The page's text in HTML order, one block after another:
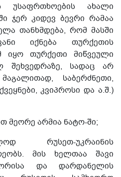
უსაფრთხოების ახალი
ჯერ კიდევ ბევრი რამაა
თანხმდება, რომ მასში
იქნება თურქეთის
იყო თურქეთი მიწვეული
შეხვედრაზე, სადაც არ
საბერძნეთი,
კვიპროსი და ა.შ.)
მეორე არმია ნატო-ში;
რუსეთ-უკრაინის
მის ხელთაა შავი
და დარდანელის